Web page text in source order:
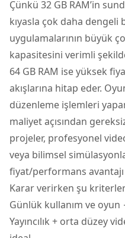
Çünkü 32 GB RAM’in
kıyasla çok daha dengeli
uygulamalarının büyük
kapasitesini verimli
64 GB RAM ise yüksek
akışlarına hitap eder.
düzenleme işlemleri
maliyet açısından
projeler, profesyonel
veya bilimsel
fiyat/performans avantajı
Karar verirken şu
Günlük kullanım ve oyun
Yayıncılık + orta düzey